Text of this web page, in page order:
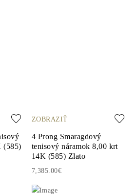
(585)
ZOBRAZIŤ
4 Prong Smaragdový
tenisový náramok 8,00 krt
14K (585) Zlato
7,385.00€